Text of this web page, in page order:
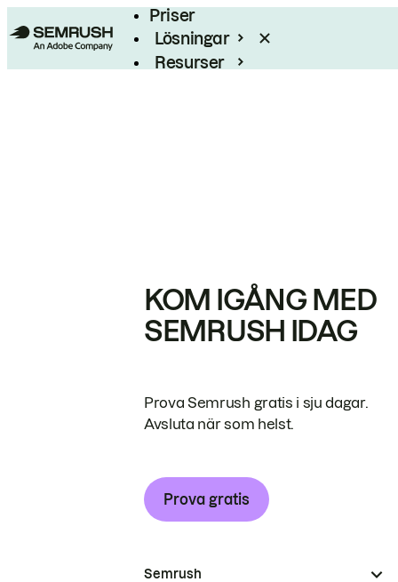
Priser
Lösningar
Resurser
KOM IGÅNG MED
SEMRUSH IDAG
Prova Semrush gratis i sju dagar.
Avsluta när som helst.
Prova gratis
Semrush